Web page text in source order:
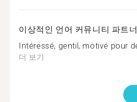
이상적인 언어 커뮤니티 파트너
Intéressé, gentil, motivé pour
더 보기